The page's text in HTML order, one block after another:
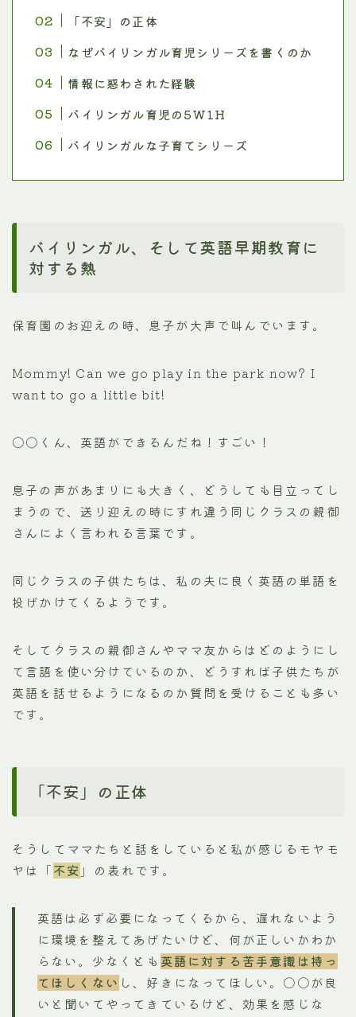
「不安」の正体
なぜバイリンガル育児シリーズを書くのか
情報に惑わされた経験
バイリンガル育児の5W1H
バイリンガルな子育てシリーズ
バイリンガル、そして英語早期教育に
対する熱
保育園のお迎えの時、息子が大声で叫んでいます。
Mommy! Can we go play in the park now? I
want to go a little bit!
〇〇くん、英語ができるんだね！すごい！
息子の声があまりにも大きく、どうしても目立ってし
まうので、送り迎えの時にすれ違う同じクラスの親御
さんによく言われる言葉です。
同じクラスの子供たちは、私の夫に良く英語の単語を
投げかけてくるようです。
そしてクラスの親御さんやママ友からはどのようにし
て言語を使い分けているのか、どうすれば子供たちが
英語を話せるようになるのか質問を受けることも多い
です。
「不安」の正体
そうしてママたちと話をしていると私が感じるモヤモ
ヤは「不安 」の表れです。
英語は必ず必要になってくるから、遅れないよう
に環境を整えてあげたいけど、何が正しいかわか
らない。少なくとも 英語に対する苦手意識は持っ
てほしくない し、好きになってほしい。〇〇が良
いと聞いてやってきているけど、効果を感じな